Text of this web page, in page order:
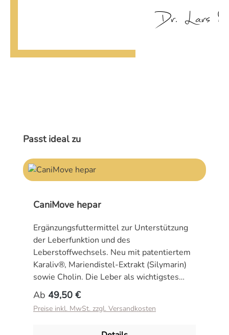
Dr. Lars
Produktgalerie überspringen
Passt ideal zu
CaniMove hepar
Ergänzungsfuttermittel zur Unterstützung
der Leberfunktion und des
Leberstoffwechsels. Neu mit patentiertem
Karaliv®, Mariendistel-Extrakt (Silymarin)
sowie Cholin. Die Leber als wichtigstes
Entgiftungsorgan des Körpers von Hunden
und Katzen wird an jedem Tag mit vielen
Toxinen konfrontiert. Eine gezielte
Regulärer Preis:
Ab 49,50 €
Preise inkl. MwSt. zzgl. Versandkosten